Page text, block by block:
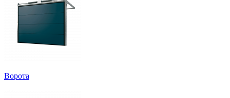
Ворота